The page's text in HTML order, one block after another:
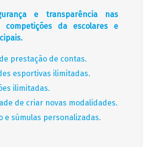
e transparência nas
competições da escolares e
prestação de contas.
esportivas ilimitadas.
ilimitadas.
de criar novas modalidades.
e súmulas personalizadas.